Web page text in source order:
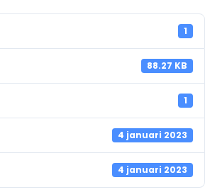
1
88.27 KB
1
4 januari 2023
4 januari 2023